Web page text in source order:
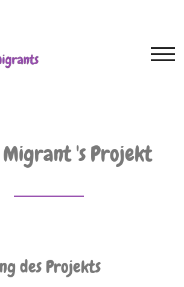
's Projekt
des Projekts